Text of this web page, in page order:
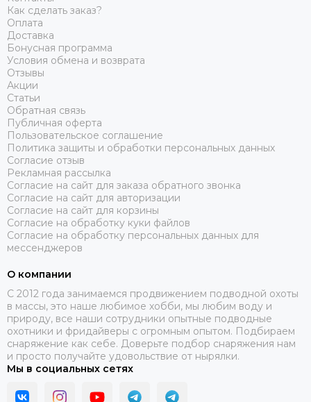
Как сделать заказ?
Оплата
Доставка
Бонусная программа
Условия обмена и возврата
Отзывы
Акции
Статьи
Обратная связь
Публичная оферта
Пользовательское соглашение
Политика защиты и обработки персональных данных
Согласие отзыв
Рекламная рассылка
Согласие на сайт для заказа обратного звонка
Согласие на сайт для авторизации
Согласие на сайт для корзины
Согласие на обработку куки файлов
Согласие на обработку персональных данных для
мессенджеров
О компании
C 2012 года занимаемся продвижением подводной охоты
в массы, это наше любимое хобби, мы любим воду и
природу, все наши сотрудники опытные подводные
охотники и фридайверы с огромным опытом. Подбираем
снаряжение как себе. Доверьте подбор снаряжения нам
и просто получайте удовольствие от нырялки.
Мы в социальных сетях